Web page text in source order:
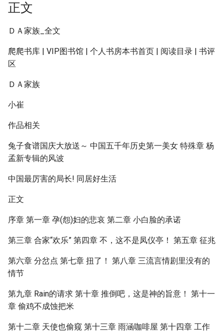
正文
ＤＡ家族_全文
爬爬书库 | VIP图书馆 | 个人书房本书首页 | 阅读目录 | 书评
区
ＤＡ家族
小崔
作品相关
兔子食谱国庆大放送～ 中国五千年历史第一美女 特殊章 杨
孟新专辑的风波
中国最厉害的局长! 同居好生活
正文
序章 第一章 孕(怨)妇的悲哀 第二章 小白脸的承诺
第三章 合家“欢乐” 第四章 不，这不是凤仪亭！ 第五章 征兆
第六章 分岔点 第七章 扭了！ 第八章 三流言情剧里没有的
情节
第九章 Rain的请求 第十章 推倒吧，这是神的旨意！ 第十一
章 偷鸡不成蚀把米
第十二章 天使也偷窥 第十三章 雨涵咖啡屋 第十四章 工作